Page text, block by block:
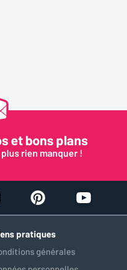
3,5 mm1x sortie casque
et bons plans
rien manquer !
pratiques
générales